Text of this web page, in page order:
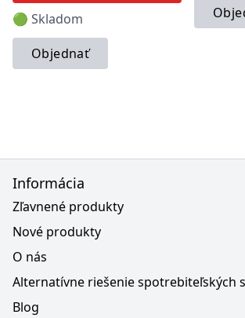
🟢 Skladom
Objednať
Informácia
Zľavnené produkty
Nové produkty
O nás
Alternatívne riešenie spotrebiteľských
Blog